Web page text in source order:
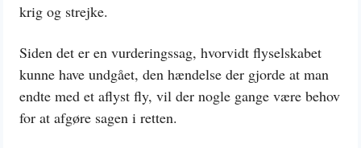
krig og strejke.
Siden det er en vurderingssag, hvorvidt flyselskabet
kunne have undgået, den hændelse der gjorde at man
endte med et aflyst fly, vil der nogle gange være behov
for at afgøre sagen i retten.